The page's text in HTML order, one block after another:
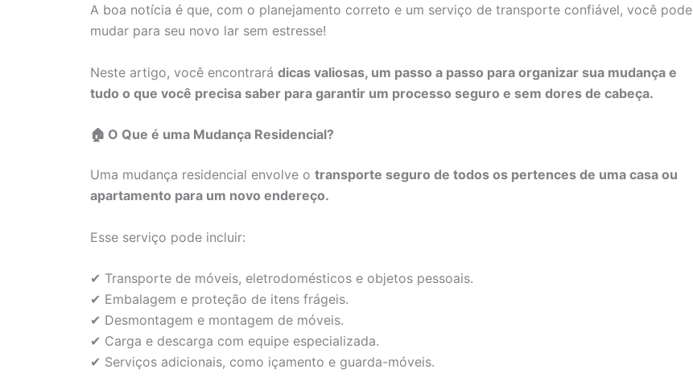
A boa notícia é que, com o planejamento correto e um serviço de transporte confiável, você pode
mudar para seu novo lar sem estresse!
Neste artigo, você encontrará dicas valiosas, um passo a passo para organizar sua mudança e
tudo o que você precisa saber para garantir um processo seguro e sem dores de cabeça.
🏠 O Que é uma Mudança Residencial?
Uma mudança residencial envolve o transporte seguro de todos os pertences de uma casa ou
apartamento para um novo endereço.
Esse serviço pode incluir:
✔ Transporte de móveis, eletrodomésticos e objetos pessoais.
✔ Embalagem e proteção de itens frágeis.
✔ Desmontagem e montagem de móveis.
✔ Carga e descarga com equipe especializada.
✔ Serviços adicionais, como içamento e guarda-móveis.